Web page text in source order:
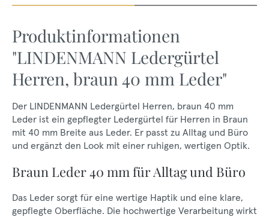
Produktinformationen
"LINDENMANN Ledergürtel
Herren, braun 40 mm Leder"
Der LINDENMANN Ledergürtel Herren, braun 40 mm
Leder ist ein gepflegter Ledergürtel für Herren in Braun
mit 40 mm Breite aus Leder. Er passt zu Alltag und Büro
und ergänzt den Look mit einer ruhigen, wertigen Optik.
Braun Leder 40 mm für Alltag und Büro
Das Leder sorgt für eine wertige Haptik und eine klare,
gepflegte Oberfläche. Die hochwertige Verarbeitung wirkt